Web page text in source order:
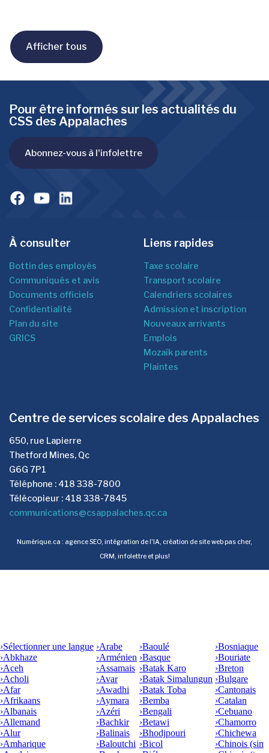
Afficher tous
Pour être informés sur les actualités du
CSS des Appalaches
Abonnez-vous à l'infolettre
À consulter
Bottin des employés
Communiqués et avis
Documents officiels
Confidentialité
Plan du site
GRICS
Liens rapides
Taxe scolaire
Transport scolaire
Calendriers scolaires
Admission et inscription
Nouveaux arrivants
Emplois
Mozaîk parents
Plaintes
Centre de services scolaire des Appalaches
650, rue Lapierre
Thetford Mines, Qc
G6G 7P1
Téléphone : 418 338-7800
Télécopieur : 418 338-7845
communications@csappalaches.qc.ca
Numérique.ca : agence SEO, intégration de l'IA, création de site web pas cher,
CRM, infolettreet plus!